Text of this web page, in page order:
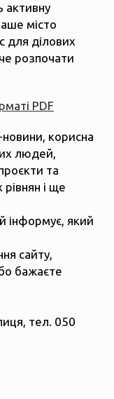
активну
місто
для ділових
розпочати
PDF
новини, корисна
людей,
та
і ще
інформує, який
сайту,
бажаєте
тел. 050